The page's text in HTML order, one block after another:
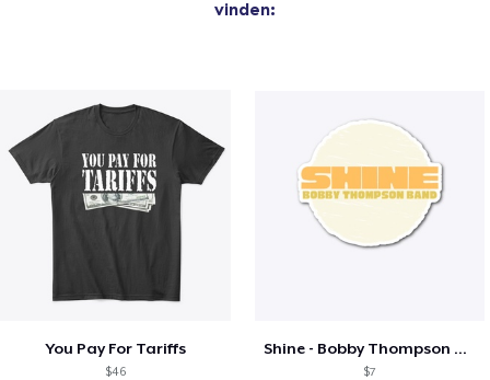
vinden:
You Pay For Tariffs
$46
Shine - Bobby Thompson Band Merch
$7